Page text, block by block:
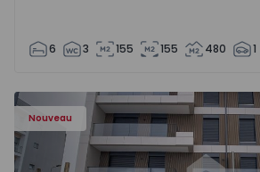
6 3 155 155 480 1
Nouveau